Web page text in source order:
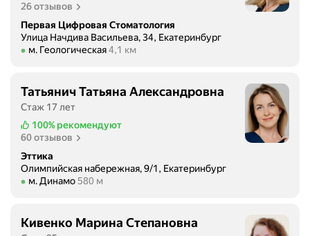
26 отзывов
Первая Цифровая Стоматология
Улица Начдива Васильева, 34, Екатеринбург
Метро м. Геологическая Расстояние 4,1 км
м. Геологическая 4,1 км
Татьянич Татьяна Александровна
Стаж 17 лет
100% рекомендуют
60 отзывов
Эттика
Олимпийская набережная, 9/1, Екатеринбург
Метро м. Динамо Расстояние 580 м
м. Динамо 580 м
Кивенко Марина Степановна